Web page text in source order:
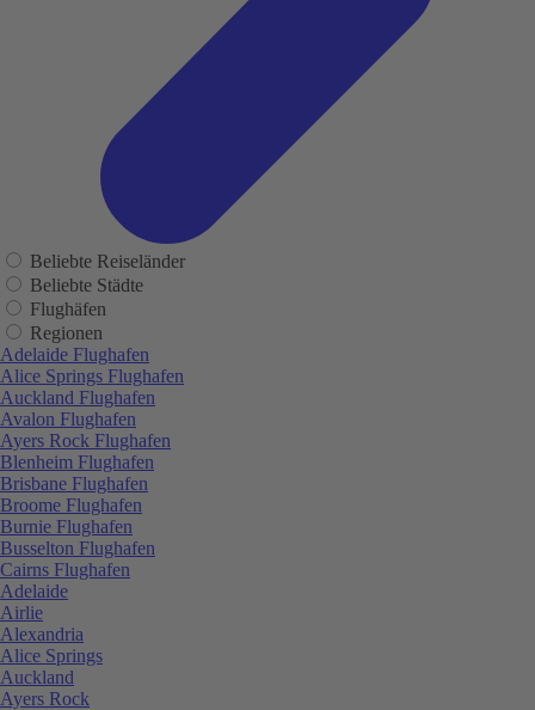
Beliebte Reiseländer
Beliebte Städte
Flughäfen
Regionen
Adelaide Flughafen
Alice Springs Flughafen
Auckland Flughafen
Avalon Flughafen
Ayers Rock Flughafen
Blenheim Flughafen
Brisbane Flughafen
Broome Flughafen
Burnie Flughafen
Busselton Flughafen
Cairns Flughafen
Adelaide
Airlie
Alexandria
Alice Springs
Auckland
Ayers Rock